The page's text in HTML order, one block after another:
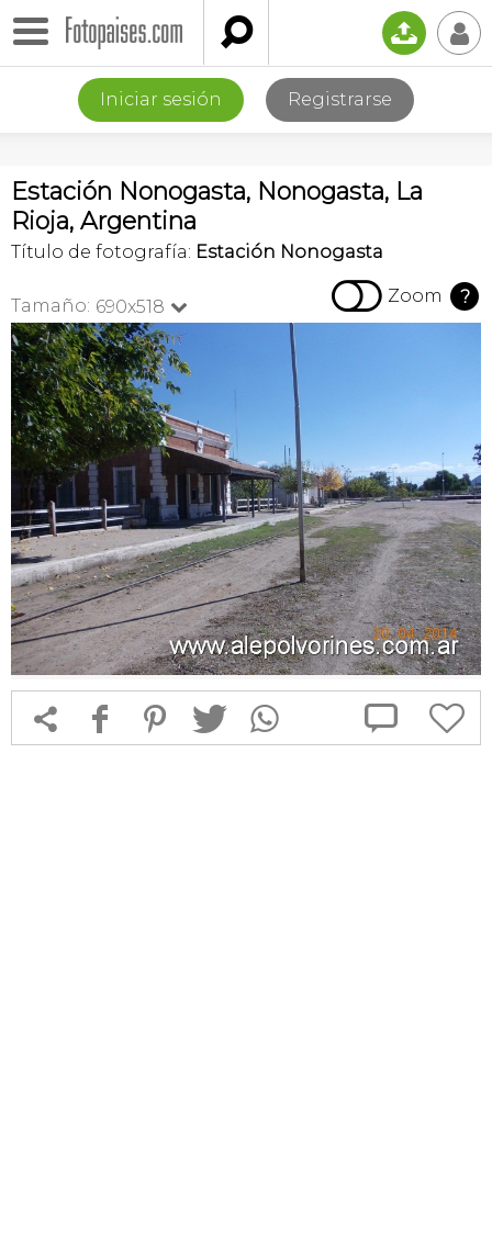
 📤 👤
Iniciar sesión Registrarse
Estación Nonogasta, Nonogasta, La
Rioja, Argentina
Título de fotografía: Estación Nonogasta
Tamaño: 690x518   Zoom ?
 f 1 T  